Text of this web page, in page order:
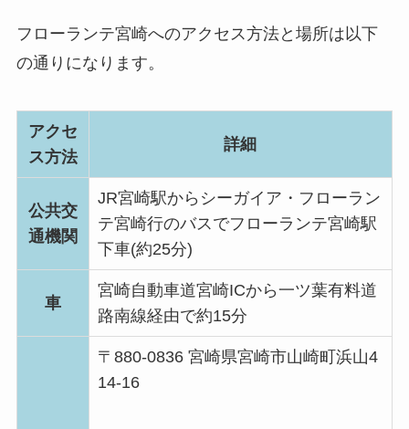
フローランテ宮崎へのアクセス方法と場所は以下
の通りになります。
アクセ
ス方法
詳細
公共交
通機関
JR宮崎駅からシーガイア・フローラン
テ宮崎行のバスでフローランテ宮崎駅
下車(約25分)
車
宮崎自動車道宮崎ICから一ツ葉有料道
路南線経由で約15分
〒880-0836 宮崎県宮崎市山崎町浜山4
14-16